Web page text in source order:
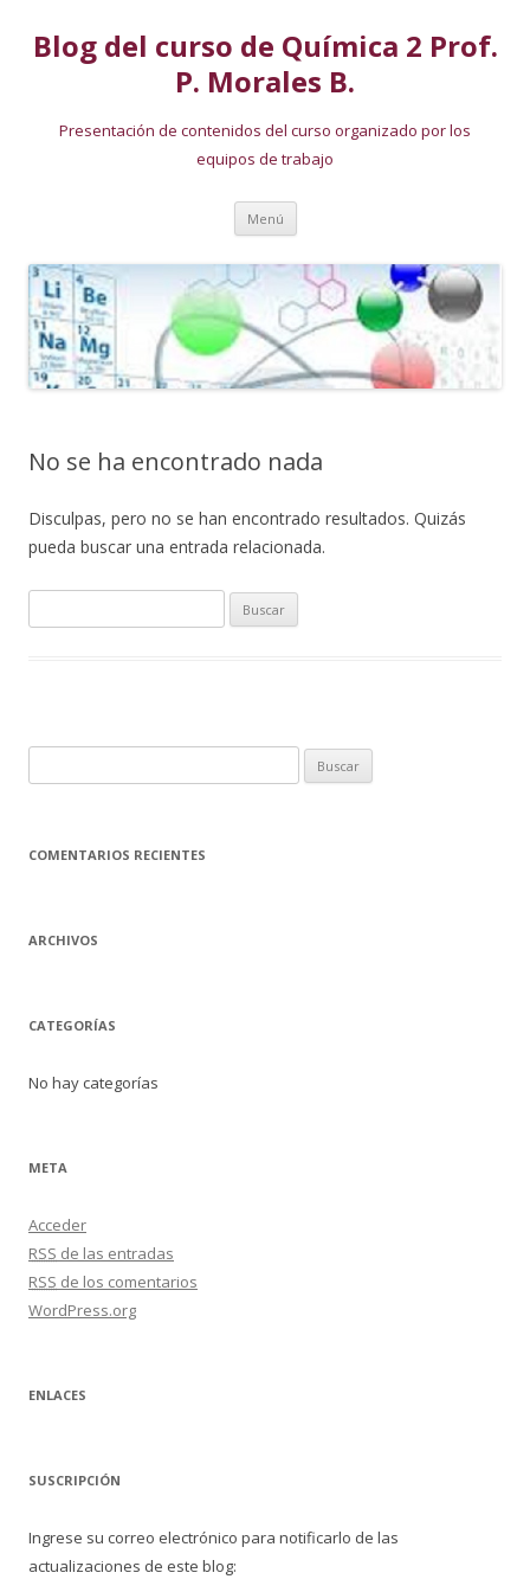
Blog del curso de Química 2 Prof.
P. Morales B.
Presentación de contenidos del curso organizado por los
equipos de trabajo
Menú Ir
contenido
No se ha encontrado nada
Disculpas, pero no se han encontrado resultados. Quizás
pueda buscar una entrada relacionada.
u
r
u
c
:
COMENTARIOS RECIENTES
ARCHIVOS
CATEGORÍAS
No hay categorías
META
Acceder
RSS de las entradas
RSS de los comentarios
WordPress.org
ENLACES
SUSCRIPCIÓN
Ingrese su correo electrónico para notificarlo de las
actualizaciones de este blog: